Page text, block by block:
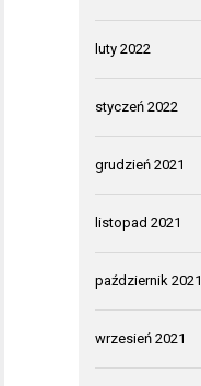
luty 2022
styczeń 2022
grudzień 2021
listopad 2021
październik 2021
wrzesień 2021